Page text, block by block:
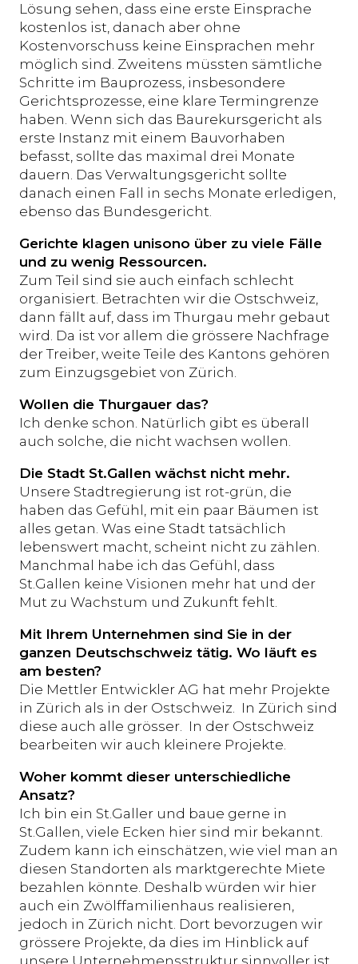
Lösung sehen, dass eine erste Einsprache
kostenlos ist, danach aber ohne
Kostenvorschuss keine Einsprachen mehr
möglich sind. Zweitens müssten sämtliche
Schritte im Bauprozess, insbesondere
Gerichtsprozesse, eine klare Termingrenze
haben. Wenn sich das Baurekursgericht als
erste Instanz mit einem Bauvorhaben
befasst, sollte das maximal drei Monate
dauern. Das Verwaltungsgericht sollte
danach einen Fall in sechs Monate erledigen,
ebenso das Bundesgericht.
Gerichte klagen unisono über zu viele Fälle
und zu wenig Ressourcen.
Zum Teil sind sie auch einfach schlecht
organisiert. Betrachten wir die Ostschweiz,
dann fällt auf, dass im Thurgau mehr gebaut
wird. Da ist vor allem die grössere Nachfrage
der Treiber, weite Teile des Kantons gehören
zum Einzugsgebiet von Zürich.
Wollen die Thurgauer das?
Ich denke schon. Natürlich gibt es überall
auch solche, die nicht wachsen wollen.
Die Stadt St.Gallen wächst nicht mehr.
Unsere Stadtregierung ist rot-grün, die
haben das Gefühl, mit ein paar Bäumen ist
alles getan. Was eine Stadt tatsächlich
lebenswert macht, scheint nicht zu zählen.
Manchmal habe ich das Gefühl, dass
St.Gallen keine Visionen mehr hat und der
Mut zu Wachstum und Zukunft fehlt.
Mit Ihrem Unternehmen sind Sie in der
ganzen Deutschschweiz tätig. Wo läuft es
am besten?
Die Mettler Entwickler AG hat mehr Projekte
in Zürich als in der Ostschweiz. In Zürich sind
diese auch alle grösser. In der Ostschweiz
bearbeiten wir auch kleinere Projekte.
Woher kommt dieser unterschiedliche
Ansatz?
Ich bin ein St.Galler und baue gerne in
St.Gallen, viele Ecken hier sind mir bekannt.
Zudem kann ich einschätzen, wie viel man an
diesen Standorten als marktgerechte Miete
bezahlen könnte. Deshalb würden wir hier
auch ein Zwölffamilienhaus realisieren,
jedoch in Zürich nicht. Dort bevorzugen wir
grössere Projekte, da dies im Hinblick auf